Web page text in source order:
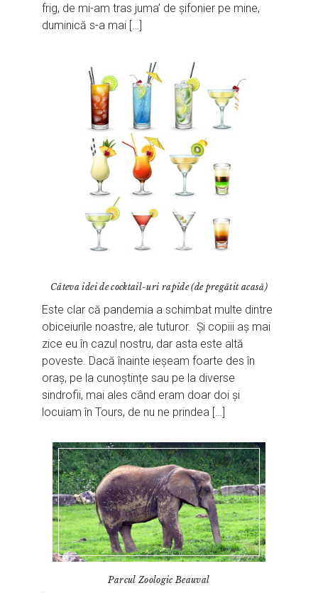
frig, de mi-am tras juma’ de șifonier pe mine,
duminică s-a mai […]
Câteva idei de cocktail-uri rapide (de pregătit acasă)
Este clar că pandemia a schimbat multe dintre
obiceiurile noastre, ale tuturor. Și copiii aș mai
zice eu în cazul nostru, dar asta este altă
poveste. Dacă înainte ieșeam foarte des în
oraș, pe la cunoștințe sau pe la diverse
sindrofii, mai ales când eram doar doi și
locuiam în Tours, de nu ne prindea […]
Parcul Zoologic Beauval